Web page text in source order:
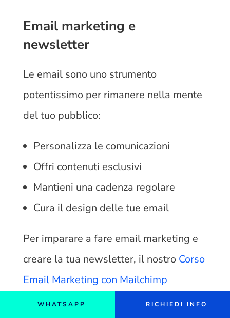
Email marketing e
newsletter
Le email sono uno strumento
potentissimo per rimanere nella mente
del tuo pubblico:
Personalizza le comunicazioni
Offri contenuti esclusivi
Mantieni una cadenza regolare
Cura il design delle tue email
Per imparare a fare email marketing e
creare la tua newsletter, il nostro Corso
Email Marketing con Mailchimp
dedicato ti mostrerà passo passo come
WHATSAPP RICHIEDI INFO